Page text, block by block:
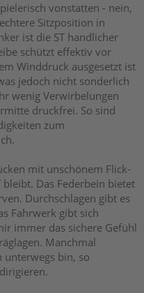
vonstatten - nein,
Sitzposition in
ist die ST handlicher
schützt effektiv vor
Winddruck ausgesetzt ist
jedoch nicht sonderlich
wenig Verwirbelungen
druckfrei. So sind
zum
mit unschönem Flick-
Das Federbein bietet
Durchschlagen gibt es
Fahrwerk gibt sich
immer das sichere Gefühl
Manchmal
unterwegs bin, so